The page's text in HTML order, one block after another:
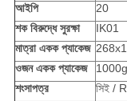
আইপি
20
শক বিরুদ্ধে সুরক্ষা
IK01
মাত্রা একক প্যাকেজ
ওজন একক প্যাকেজ
1000g
শংসাপত্র
সিই /